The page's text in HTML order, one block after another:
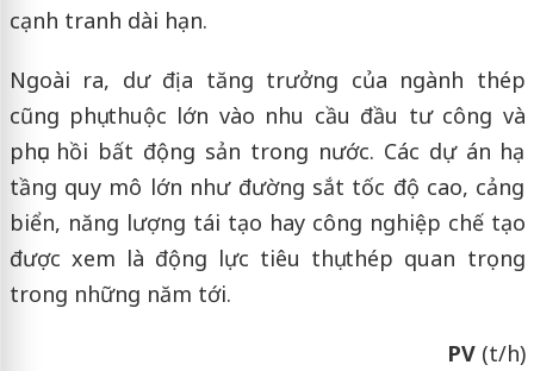
cạnh tranh dài hạn.
Ngoài ra, dư địa tăng trưởng của ngành thép
cũng phụ thuộc lớn vào nhu cầu đầu tư công và
phục hồi bất động sản trong nước. Các dự án hạ
tầng quy mô lớn như đường sắt tốc độ cao, cảng
biển, năng lượng tái tạo hay công nghiệp chế tạo
được xem là động lực tiêu thụ thép quan trọng
trong những năm tới.
PV(t/h)